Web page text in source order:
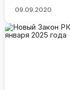
09.09.2020